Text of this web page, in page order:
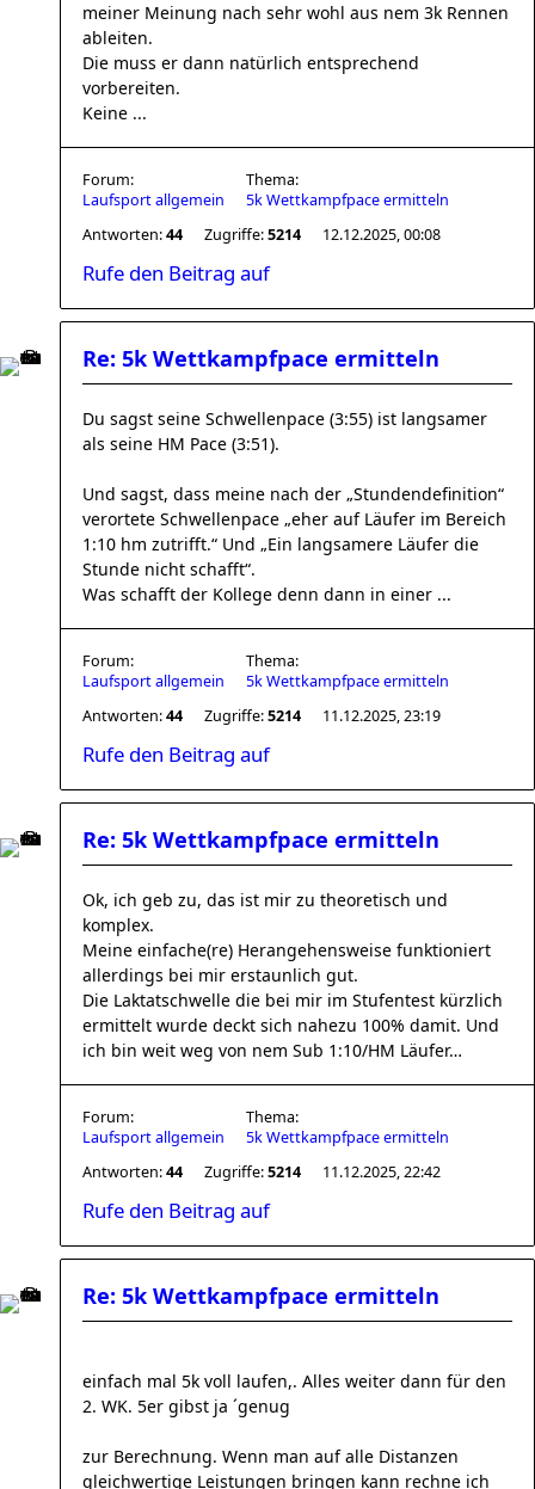
meiner Meinung nach sehr wohl aus nem 3k Rennen
ableiten.
Die muss er dann natürlich entsprechend
vorbereiten.
Keine ...
Forum:
Laufsport allgemein
Thema:
5k Wettkampfpace ermitteln
Antworten:44 Zugriffe:5214 12.12.2025, 00:08
Rufe den Beitrag auf
Re: 5k Wettkampfpace ermitteln
Du sagst seine Schwellenpace (3:55) ist langsamer
als seine HM Pace (3:51).
Und sagst, dass meine nach der „Stundendefinition“
verortete Schwellenpace „eher auf Läufer im Bereich
1:10 hm zutrifft.“ Und „Ein langsamere Läufer die
Stunde nicht schafft“.
Was schafft der Kollege denn dann in einer ...
Forum:
Laufsport allgemein
Thema:
5k Wettkampfpace ermitteln
Antworten:44 Zugriffe:5214 11.12.2025, 23:19
Rufe den Beitrag auf
Re: 5k Wettkampfpace ermitteln
Ok, ich geb zu, das ist mir zu theoretisch und
komplex.
Meine einfache(re) Herangehensweise funktioniert
allerdings bei mir erstaunlich gut.
Die Laktatschwelle die bei mir im Stufentest kürzlich
ermittelt wurde deckt sich nahezu 100% damit. Und
ich bin weit weg von nem Sub 1:10/HM Läufer…
Forum:
Laufsport allgemein
Thema:
5k Wettkampfpace ermitteln
Antworten:44 Zugriffe:5214 11.12.2025, 22:42
Rufe den Beitrag auf
Re: 5k Wettkampfpace ermitteln
einfach mal 5k voll laufen,. Alles weiter dann für den
2. WK. 5er gibst ja ´genug
zur Berechnung. Wenn man auf alle Distanzen
gleichwertige Leistungen bringen kann rechne ich